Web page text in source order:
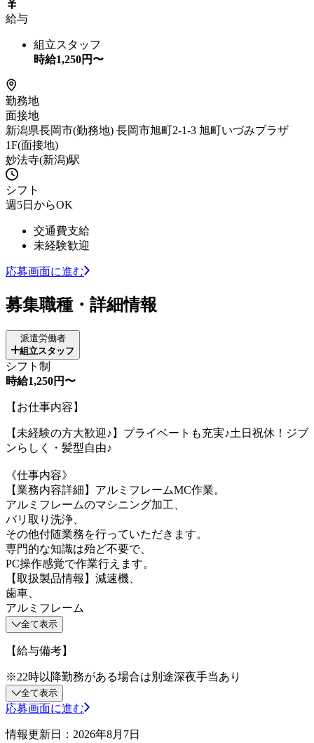
給与
組立スタッフ
時給1,250円〜
勤務地
面接地
新潟県長岡市(勤務地) 長岡市旭町2-1-3 旭町いづみプラザ
1F(面接地)
妙法寺(新潟)駅
シフト
週5日からOK
交通費支給
未経験歓迎
応募画面に進む
募集職種・詳細情報
派遣労働者
組立スタッフ
シフト制
時給1,250円〜
【お仕事内容】
【未経験の方大歓迎♪】プライベートも充実♪土日祝休！ジブ
ンらしく・髪型自由♪
《仕事内容》
【業務内容詳細】アルミフレームMC作業。
アルミフレームのマシニング加工、
バリ取り洗浄、
その他付随業務を行っていただきます。
専門的な知識は殆ど不要で、
PC操作感覚で作業行えます。
【取扱製品情報】減速機、
歯車、
アルミフレーム
全て表示
【給与備考】
※22時以降勤務がある場合は別途深夜手当あり
全て表示
応募画面に進む
情報更新日：2026年8月7日